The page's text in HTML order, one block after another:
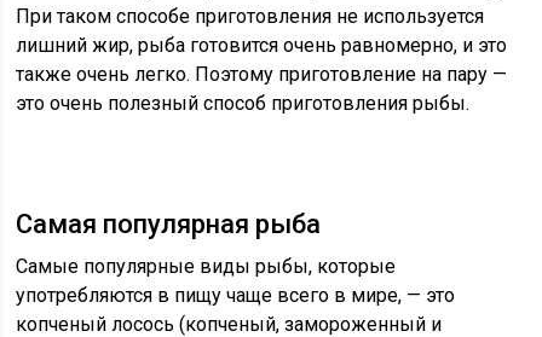
При таком способе приготовления не используется
лишний жир, рыба готовится очень равномерно, и это
также очень легко. Поэтому приготовление на пару —
это очень полезный способ приготовления рыбы.
Самая популярная рыба
Самые популярные виды рыбы, которые
употребляются в пищу чаще всего в мире, — это
копченыйлосось (копченый, замороженный и